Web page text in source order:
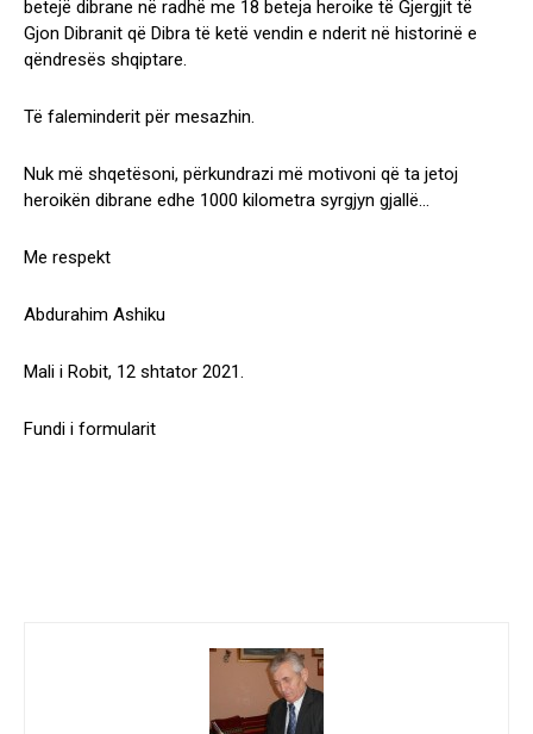
betejë dibrane në radhë me 18 beteja heroike të Gjergjit të
Gjon Dibranit që Dibra të ketë vendin e nderit në historinë e
qëndresës shqiptare.
Të faleminderit për mesazhin.
Nuk më shqetësoni, përkundrazi më motivoni që ta jetoj
heroikën dibrane edhe 1000 kilometra syrgjyn gjallë…
Me respekt
Abdurahim Ashiku
Mali i Robit, 12 shtator 2021.
Fundi i formularit